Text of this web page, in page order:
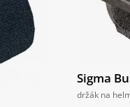
Sigma
držák na